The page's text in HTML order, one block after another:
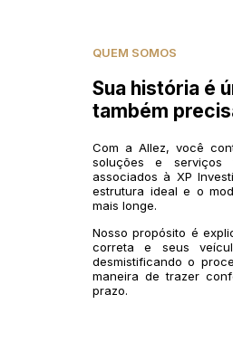
QUEM SOMOS
Sua história é
também
Com a Allez, você
soluções e serviços
associados à XP
estrutura ideal e o
mais longe.
Nosso propósito é
correta e seus
desmistificando o
maneira de trazer
prazo.